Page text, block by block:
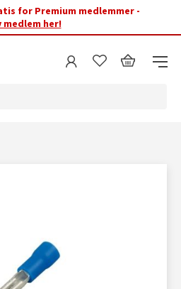
for Premium medlemmer -
medlem her!